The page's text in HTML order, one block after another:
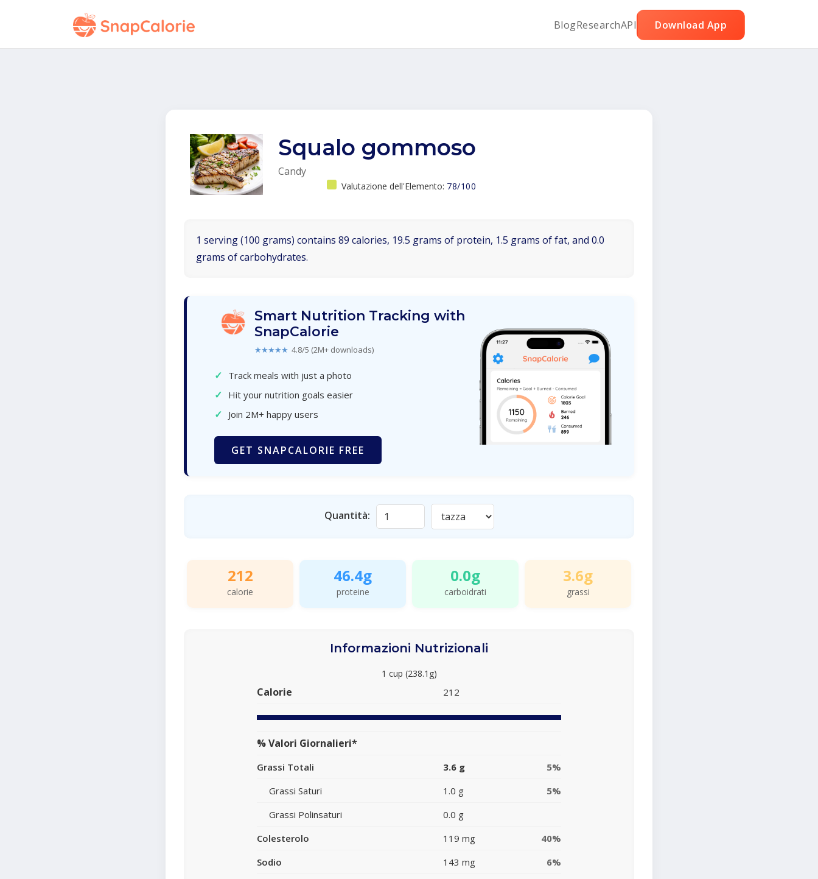
BlogResearchAPI Download App
Squalo gommoso
Candy
Valutazione dell'Elemento: 78/100
1 serving (100 grams) contains 89 calories, 19.5 grams of protein, 1.5 grams of fat, and 0.0
grams of carbohydrates.
Smart Nutrition Tracking with
SnapCalorie
★★★★★ 4.8/5 (2M+ downloads)
✓ Track meals with just a photo
✓ Hit your nutrition goals easier
✓ Join 2M+ happy users
GET SNAPCALORIE FREE
Quantità:
212
calorie
46.4g
proteine
0.0g
carboidrati
3.6g
grassi
Informazioni Nutrizionali
1 cup (238.1g)
Calorie 212
% Valori Giornalieri*
Grassi Totali 3.6 g
5%
Grassi Saturi
1.0 g
5%
Grassi Polinsaturi
0.0 g
Colesterolo
119 mg
40%
Sodio
143 mg
6%